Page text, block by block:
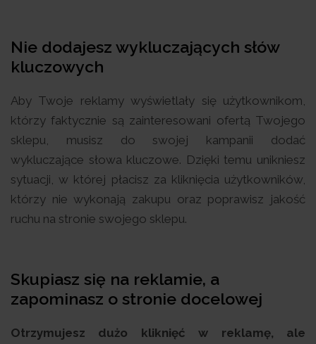
Nie dodajesz wykluczających słów
kluczowych
Aby Twoje reklamy wyświetlały się użytkownikom,
którzy faktycznie są zainteresowani ofertą Twojego
sklepu, musisz do swojej kampanii dodać
wykluczające słowa kluczowe. Dzięki temu unikniesz
sytuacji, w której płacisz za kliknięcia użytkowników,
którzy nie wykonają zakupu oraz poprawisz jakość
ruchu na stronie swojego sklepu.
Skupiasz się na reklamie, a
zapominasz o stronie docelowej
Otrzymujesz dużo kliknięć w reklamę, ale